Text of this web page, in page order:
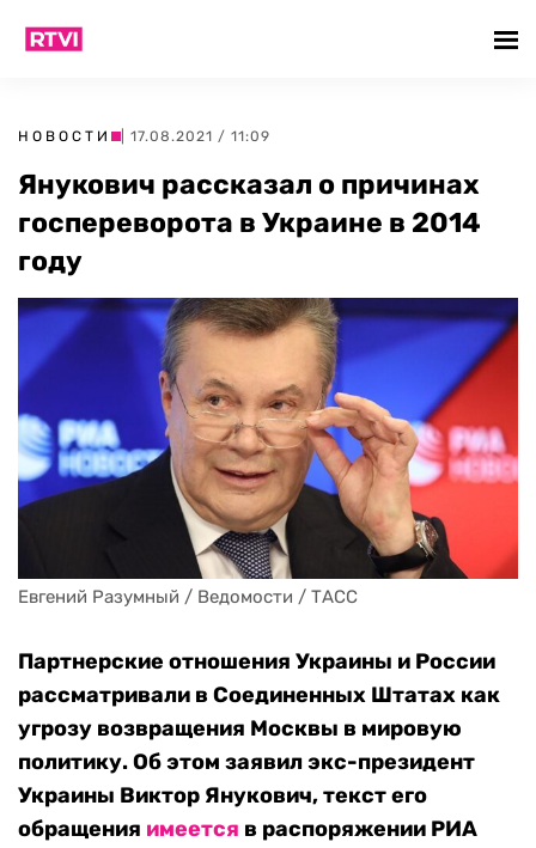
НОВОСТИ | 17.08.2021 / 11:09
Янукович рассказал о причинах
госпереворота в Украине в 2014
году
Евгений Разумный / Ведомости / ТАСС
Партнерские отношения Украины и России
рассматривали в Соединенных Штатах как
угрозу возвращения Москвы в мировую
политику. Об этом заявил экс-президент
Украины Виктор Янукович, текст его
обращения имеется в распоряжении РИА